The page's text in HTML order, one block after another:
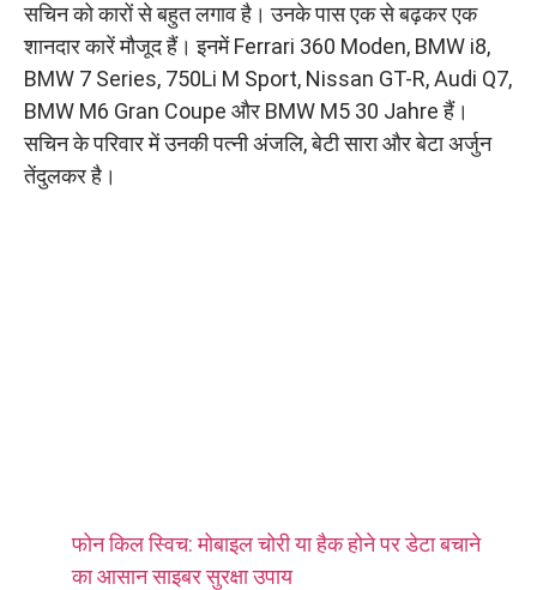
सचिन को कारों से बहुत लगाव है। उनके पास एक से बढ़कर एक
शानदार कारें मौजूद हैं। इनमें Ferrari 360 Moden, BMW i8,
BMW 7 Series, 750Li M Sport, Nissan GT-R, Audi Q7,
BMW M6 Gran Coupe और BMW M5 30 Jahre हैं।
सचिन के परिवार में उनकी पत्नी अंजलि, बेटी सारा और बेटा अर्जुन
तेंदुलकर है।
फोन किल स्विच: मोबाइल चोरी या हैक होने पर डेटा बचाने
का आसान साइबर सुरक्षा उपाय